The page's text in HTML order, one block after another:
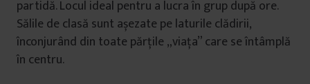
partidă. Locul ideal pentru a lucra în grup după ore.
Sălile de clasă sunt așezate pe laturile clădirii,
înconjurând din toate părțile „viața” care se întâmplă
în centru.